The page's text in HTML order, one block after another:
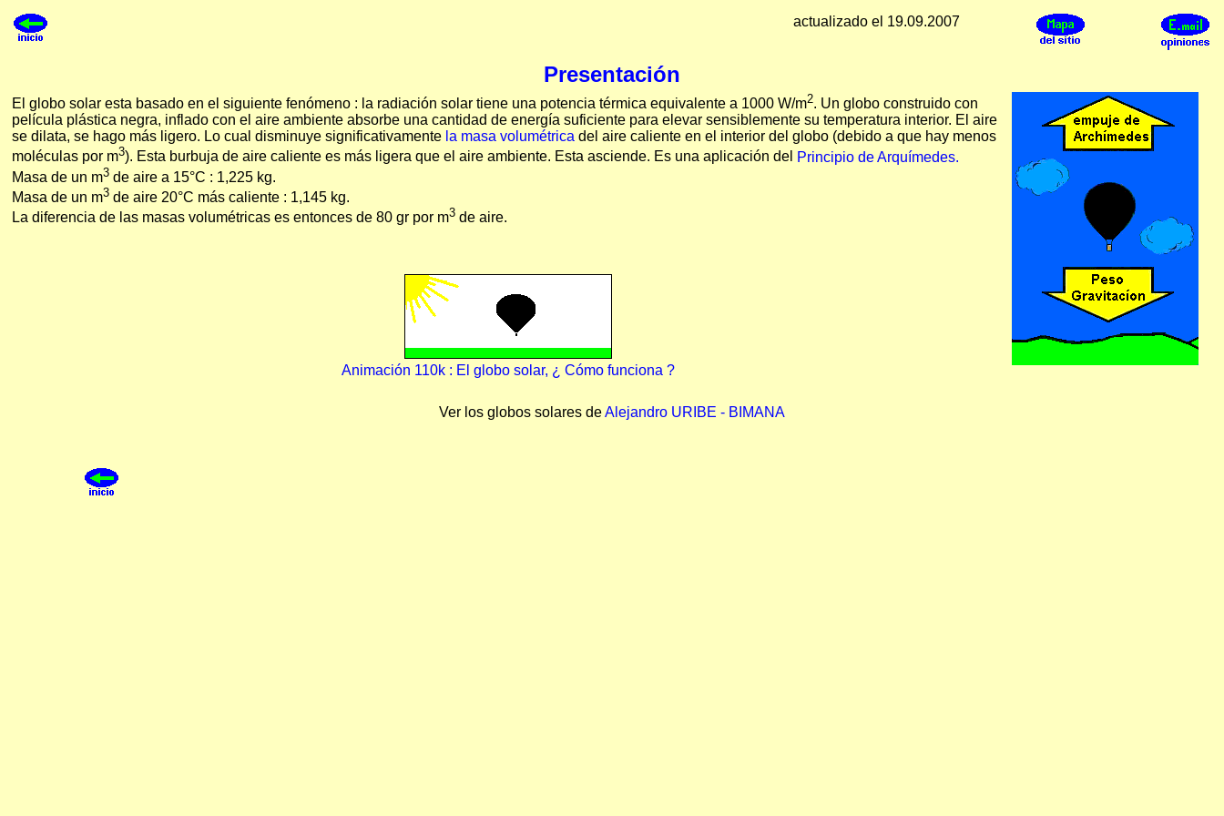
actualizado el 19.09.2007
Presentación
El globo solar esta basado en el siguiente fenómeno : la radiación solar tiene una potencia térmica equivalente a 1000 W/m2. Un globo construido con
película plástica negra, inflado con el aire ambiente absorbe una cantidad de energía suficiente para elevar sensiblemente su temperatura interior. El aire
se dilata, se hago más ligero. Lo cual disminuye significativamente la masa volumétrica del aire caliente en el interior del globo (debido a que hay menos
moléculas por m3). Esta burbuja de aire caliente es más ligera que el aire ambiente. Esta asciende. Es una aplicación del Principio de Arquímedes.
Masa de un m3 de aire a 15°C : 1,225 kg.
Masa de un m3 de aire 20°C más caliente : 1,145 kg.
La diferencia de las masas volumétricas es entonces de 80 gr por m3 de aire.
Animación 110k : El globo solar, ¿ Cómo funciona ?
Ver los globos solares deAlejandro URIBE - BIMANA